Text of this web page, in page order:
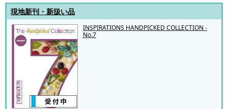
現地新刊・新扱い品
INSPIRATIONS HANDPICKED COLLECTION -
No.7